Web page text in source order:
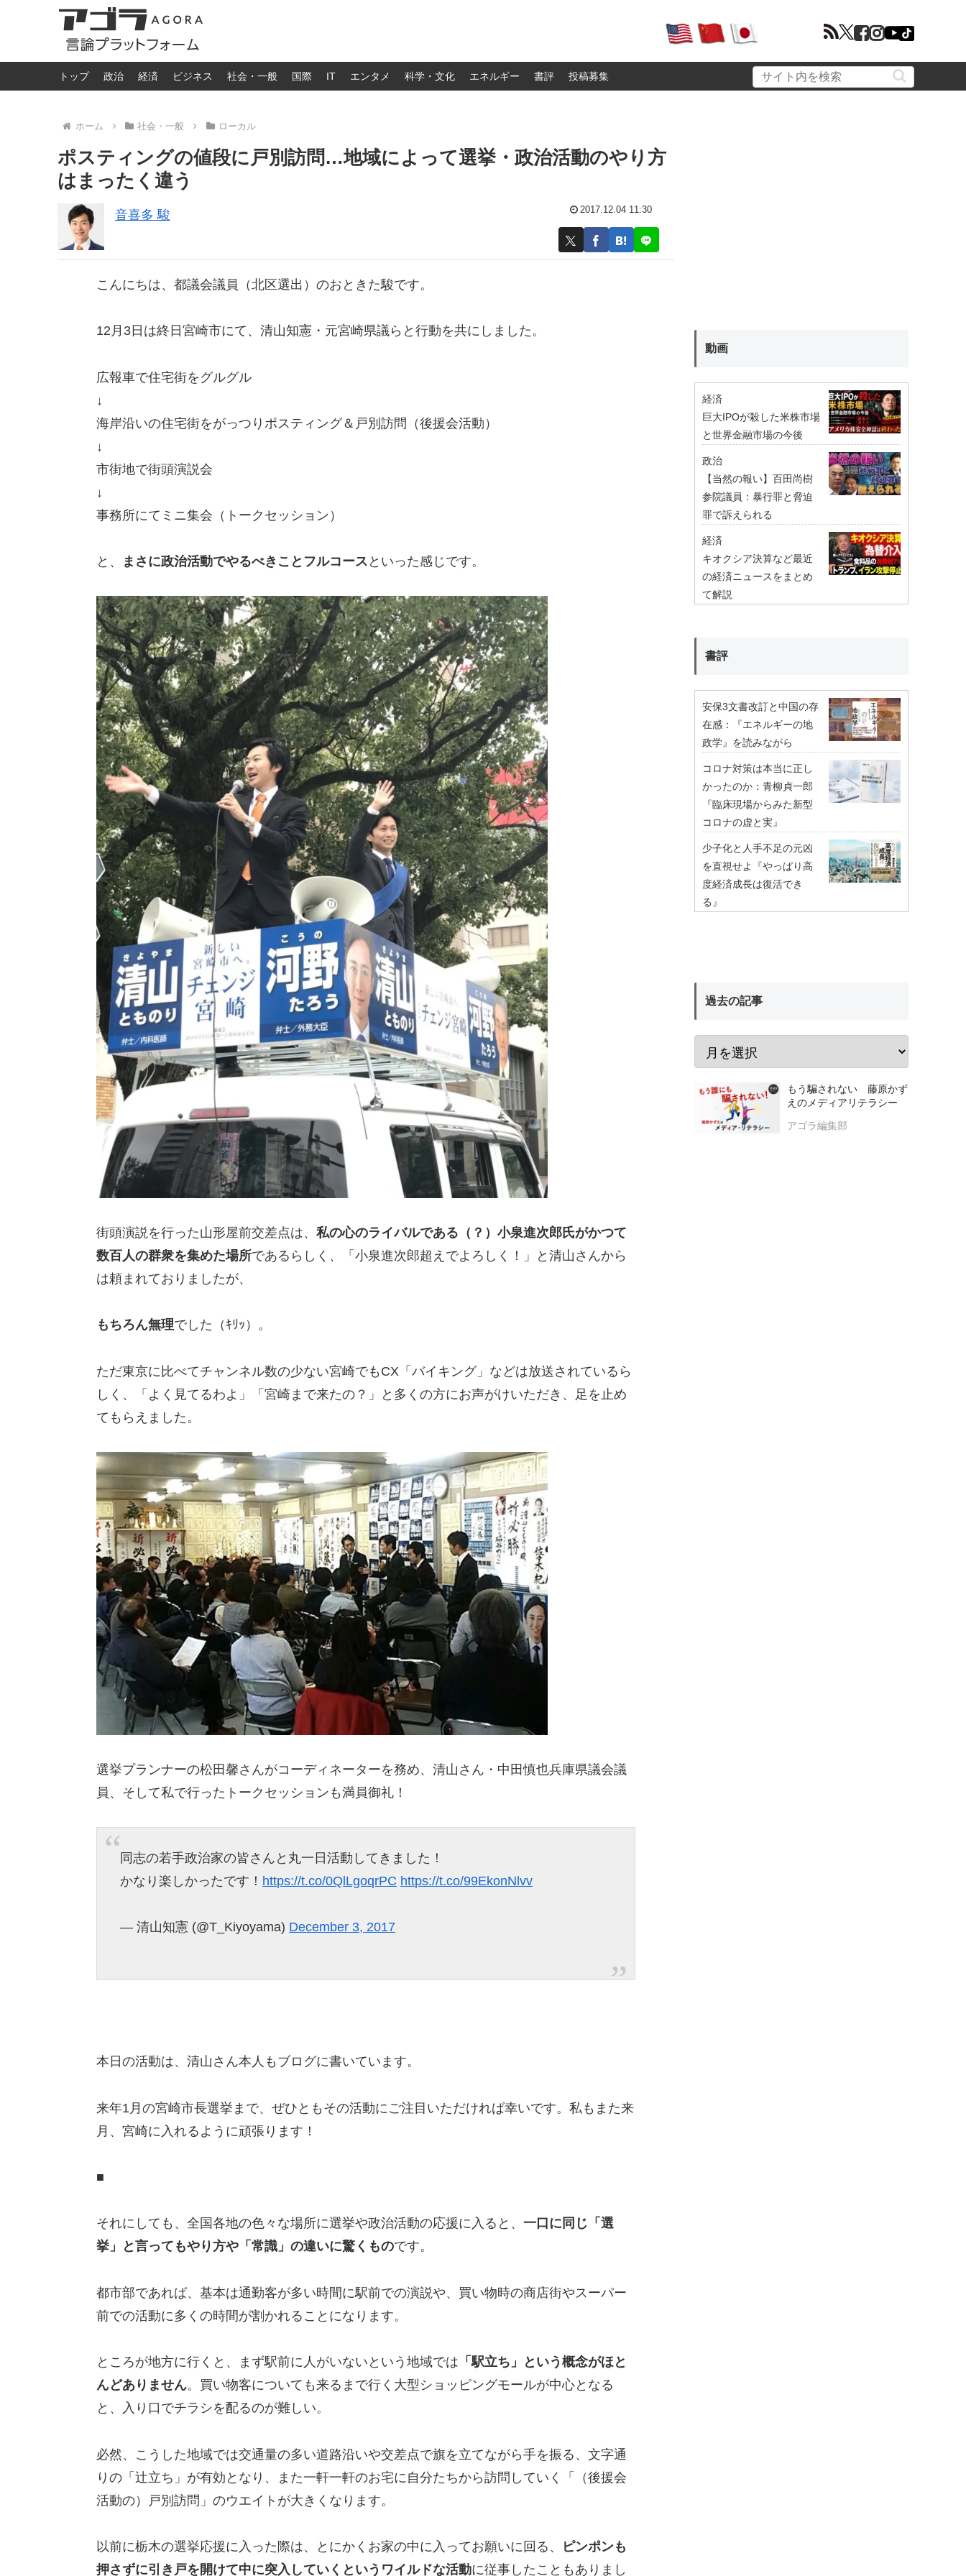
トップ 政治 経済 ビジネス 社会・一般 国際 IT エンタメ 科学・文化 エネルギー 書評 投稿募集
ホーム 社会・一般 ローカル
ポスティングの値段に戸別訪問…地域によって選挙・政治活動のやり方
はまったく違う
音喜多 駿 2017.12.04 11:30
こんにちは、都議会議員（北区選出）のおときた駿です。
12月3日は終日宮崎市にて、清山知憲・元宮崎県議らと行動を共にしました。
広報車で住宅街をグルグル
↓
海岸沿いの住宅街をがっつりポスティング＆戸別訪問（後援会活動）
↓
市街地で街頭演説会
↓
事務所にてミニ集会（トークセッション）
と、 まさに政治活動でやるべきことフルコース といった感じです。
街頭演説を行った山形屋前交差点は、 私の心のライバルである（？）小泉進次郎氏がかつて
数百人の群衆を集めた場所であるらしく、「小泉進次郎超えでよろしく！」と清山さんから
は頼まれておりましたが、
もちろん無理でした（ｷﾘｯ）。
ただ東京に比べてチャンネル数の少ない宮崎でもCX「バイキング」などは放送されているら
しく、「よく見てるわよ」「宮崎まで来たの？」と多くの方にお声がけいただき、足を止め
てもらえました。
選挙プランナーの松田馨さんがコーディネーターを務め、清山さん・中田慎也兵庫県議会議
員、そして私で行ったトークセッションも満員御礼！
同志の若手政治家の皆さんと丸一日活動してきました！
かなり楽しかったです！ https://t.co/0QlLgoqrPC https://t.co/99EkonNlvv
— 清山知憲 (@T_Kiyoyama) December 3, 2017
本日の活動は、清山さん本人もブログに書いています。
来年1月の宮崎市長選挙まで、ぜひともその活動にご注目いただければ幸いです。私もまた来
月、宮崎に入れるように頑張ります！
■
それにしても、全国各地の色々な場所に選挙や政治活動の応援に入ると、 一口に同じ「選
挙」と言ってもやり方や「常識」の違いに驚くものです。
都市部であれば、基本は通勤客が多い時間に駅前での演説や、買い物時の商店街やスーパー
前での活動に多くの時間が割かれることになります。
ところが地方に行くと、まず駅前に人がいないという地域では 「駅立ち」という概念がほと
んどありません。買い物客についても来るまで行く大型ショッピングモールが中心となる
と、入り口でチラシを配るのが難しい。
必然、こうした地域では交通量の多い道路沿いや交差点で旗を立てながら手を振る、文字通
りの「辻立ち」が有効となり、また一軒一軒のお宅に自分たちから訪問していく「（後援会
活動の）戸別訪問」のウエイトが大きくなります。
以前に栃木の選挙応援に入った際は、とにかくお家の中に入ってお願いに回る、
ピンポンも
押さずに引き戸を開けて中に突入していくというワイルドな活動に従事したこともありまし
動画
経済
巨大IPOが殺した米株市場
と世界金融市場の今後
政治
【当然の報い】百田尚樹
参院議員：暴行罪と脅迫
罪で訴えられる
経済
キオクシア決算など最近
の経済ニュースをまとめ
て解説
書評
安保3文書改訂と中国の存
在感：『エネルギーの地
政学』を読みながら
コロナ対策は本当に正し
かったのか：青柳貞一郎
『臨床現場からみた新型
コロナの虚と実』
少子化と人手不足の元凶
を直視せよ『やっぱり高
度経済成長は復活でき
る』
過去の記事
もう騙されない 藤原かず
えのメディアリテラシー
アゴラ編集部